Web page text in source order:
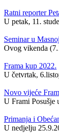
Ratni reporter
U petak, 11.
Seminar u
Ovog vikenda
Frama kup 2022.
U četvrtak,
Novo vijeće
U Frami Posušje
Primanja i
U nedjelju